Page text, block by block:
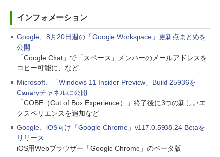
インフォメーション
Google、8月20日週の「Google Workspace」更新点まとめを
公開
「Google Chat」で「スペース」メンバーのメールアドレスを
コピー可能に、など
Microsoft、「Windows 11 Insider Preview」Build 25936を
Canaryチャネルに公開
「OOBE（Out of Box Experience）」終了後に3つの新しいエ
クスペリエンスを追加など
Google、iOS向け「Google Chrome」v117.0.5938.24 Betaを
リリース
iOS用Webブラウザー「Google Chrome」のベータ版